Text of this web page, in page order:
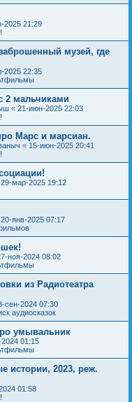
2025 21:29
музей, где
2025 22:35
2 мальчиками
« 21-июн-2025 22:03
Марс и марсиан.
« 15-июн-2025 20:41
29-мар-2025 19:12
20-янв-2025 07:17
ноя-2024 08:02
из Радиотеатра
сен-2024 07:30
аудиосказок
умывальник
2024 01:15
истории, 2023, реж.
01:58